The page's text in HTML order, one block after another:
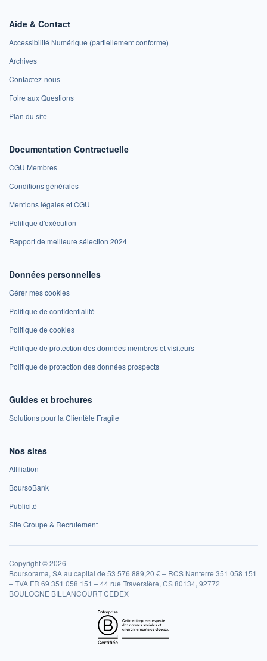
Aide & Contact
Accessibilité Numérique (partiellement conforme)
Archives
Contactez-nous
Foire aux Questions
Plan du site
Documentation Contractuelle
CGU Membres
Conditions générales
Mentions légales et CGU
Politique d'exécution
Rapport de meilleure sélection 2024
Données personnelles
Gérer mes cookies
Politique de confidentialité
Politique de cookies
Politique de protection des données membres et visiteurs
Politique de protection des données prospects
Guides et brochures
Solutions pour la Clientèle Fragile
Nos sites
Affiliation
BoursoBank
Publicité
Site Groupe & Recrutement
Copyright © 2026
Boursorama, SA au capital de 53 576 889,20 € – RCS Nanterre 351 058 151
– TVA FR 69 351 058 151 – 44 rue Traversière, CS 80134, 92772
BOULOGNE BILLANCOURT CEDEX